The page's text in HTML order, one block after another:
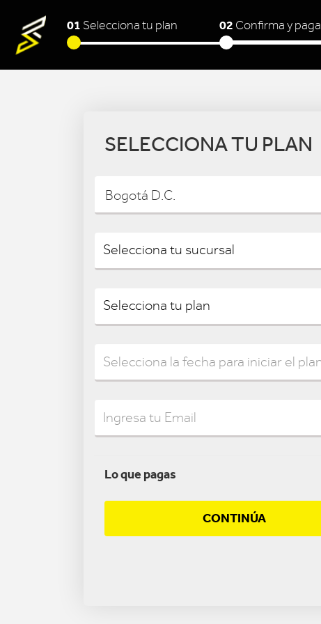
01 Selecciona tu plan 02 Confirma y paga
SELECCIONA TU PLAN
Bogotá D.C.
Lo que pagas
CONTINÚA